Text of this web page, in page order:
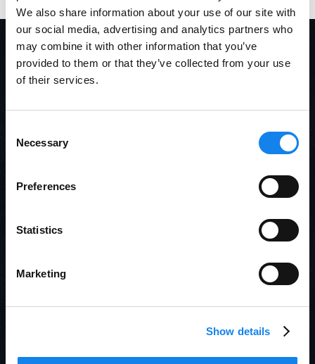
We also share information about your use of our site with
our social media, advertising and analytics partners who
may combine it with other information that you’ve
provided to them or that they’ve collected from your use
of their services.
Selection
Necessary
Preferences
Statistics
Marketing
Show details
NEUE BEITRÄGE
Mit der Dauerkarte für die Saison 2026/27 bist du bei
allen Heimspielen in der Gemeindehalle live dabei. Sie